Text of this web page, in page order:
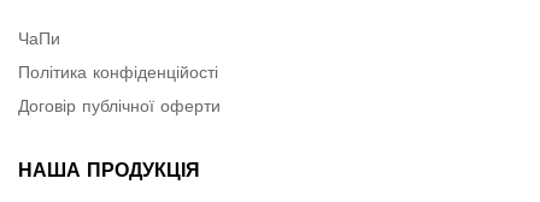
ЧаПи
Політика конфіденційості
Договір публічної оферти
НАША ПРОДУКЦІЯ